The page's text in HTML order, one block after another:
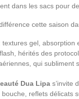
dans les sacs pour
cette saison
textures gel, absorption
hérités des
qui subliment
Dua Lipa s’invite
reflets délicats